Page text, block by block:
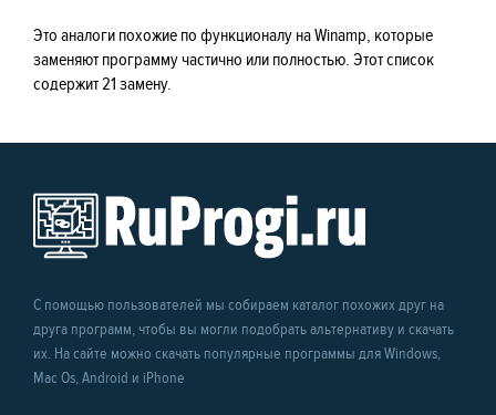
Это аналоги похожие по функционалу на Winamp, которые
заменяют программу частично или полностью. Этот список
содержит 21 замену.
С помощью пользователей мы собираем каталог похожих друг на
друга программ, чтобы вы могли подобрать альтернативу и скачать
их. На сайте можно скачать популярные программы для Windows,
Mac Os, Android и iPhone